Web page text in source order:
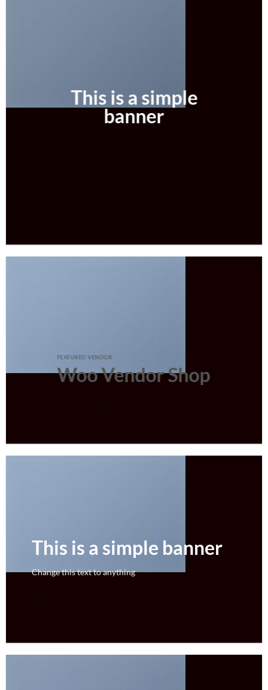
This is a simple
banner
FEATURED VENDOR
Woo Vendor Shop
This is a simple banner
Change this text to anything